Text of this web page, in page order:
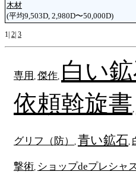
木材
(平均9,503D, 2,980D〜50,000D)
1| 2 3
専用 傑作 白い
依頼斡旋書
グリフ（防） 青い鉱石
撃術 ショップdeプレシャ